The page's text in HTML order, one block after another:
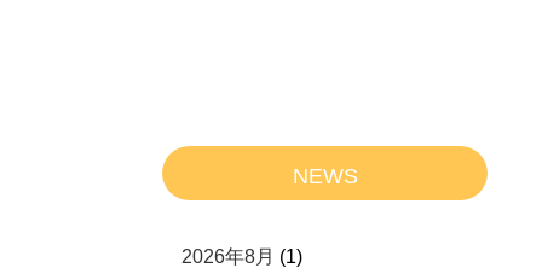
NEWS
2026年8月 (1)